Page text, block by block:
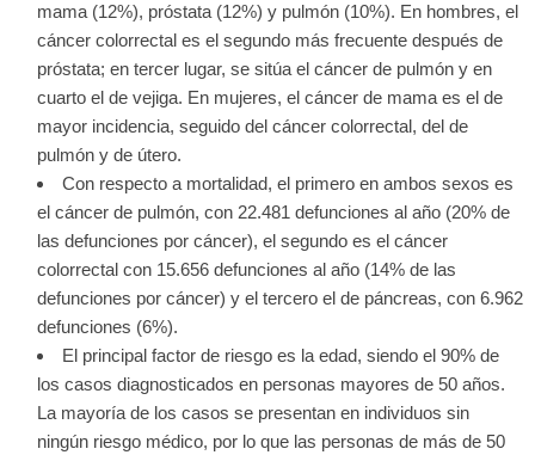
mama (12%), próstata (12%) y pulmón (10%). En hombres, el
cáncer colorrectal es el segundo más frecuente después de
próstata; en tercer lugar, se sitúa el cáncer de pulmón y en
cuarto el de vejiga. En mujeres, el cáncer de mama es el de
mayor incidencia, seguido del cáncer colorrectal, del de
pulmón y de útero.
Con respecto a mortalidad, el primero en ambos sexos es
el cáncer de pulmón, con 22.481 defunciones al año (20% de
las defunciones por cáncer), el segundo es el cáncer
colorrectal con 15.656 defunciones al año (14% de las
defunciones por cáncer) y el tercero el de páncreas, con 6.962
defunciones (6%).
El principal factor de riesgo es la edad, siendo el 90% de
los casos diagnosticados en personas mayores de 50 años.
La mayoría de los casos se presentan en individuos sin
ningún riesgo médico, por lo que las personas de más de 50